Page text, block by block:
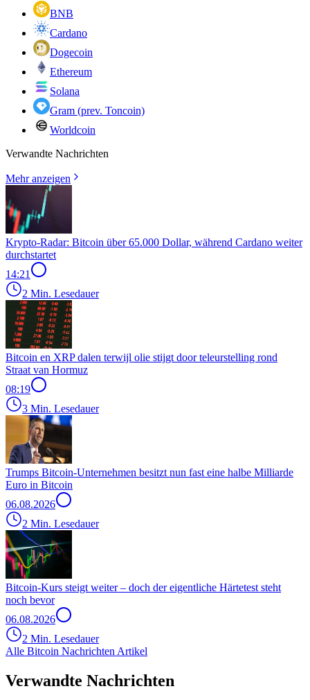
BNB
Cardano
Dogecoin
Ethereum
Solana
Gram (prev. Toncoin)
Worldcoin
Verwandte Nachrichten
Mehr anzeigen
Krypto-Radar: Bitcoin über 65.000 Dollar, während Cardano weiter
durchstartet
14:21
2 Min. Lesedauer
Bitcoin en XRP dalen terwijl olie stijgt door teleurstelling rond
Straat van Hormuz
08:19
3 Min. Lesedauer
Trumps Bitcoin-Unternehmen besitzt nun fast eine halbe Milliarde
Euro in Bitcoin
06.08.2026
2 Min. Lesedauer
Bitcoin-Kurs steigt weiter – doch der eigentliche Härtetest steht
noch bevor
06.08.2026
2 Min. Lesedauer
Alle Bitcoin Nachrichten Artikel
Verwandte Nachrichten